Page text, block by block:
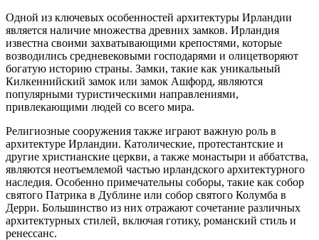
Одной из ключевых особенностей архитектуры Ирландии
является наличие множества древних замков. Ирландия
известна своими захватывающими крепостями, которые
возводились средневековыми господарями и олицетворяют
богатую историю страны. Замки, такие как уникальный
Килкеннийский замок или замок Ашфорд, являются
популярными туристическими направлениями,
привлекающими людей со всего мира.
Религиозные сооружения также играют важную роль в
архитектуре Ирландии. Католические, протестантские и
другие христианские церкви, а также монастыри и аббатства,
являются неотъемлемой частью ирландского архитектурного
наследия. Особенно примечательны соборы, такие как собор
святого Патрика в Дублине или собор святого Колумба в
Дерри. Большинство из них отражают сочетание различных
архитектурных стилей, включая готику, романский стиль и
ренессанс.